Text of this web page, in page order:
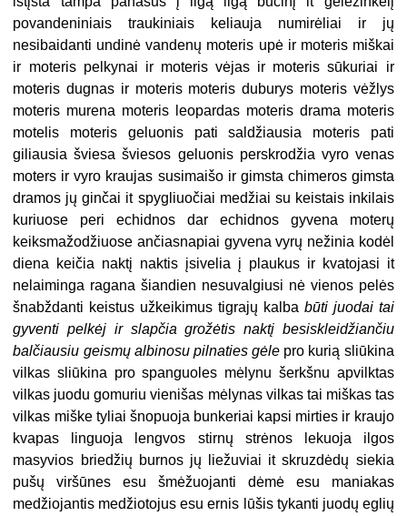
povandeniniais traukiniais keliauja numirėliai ir jų
nesibaidanti undinė vandenų moteris upė ir moteris miškai
ir moteris pelkynai ir moteris vėjas ir moteris sūkuriai ir
moteris dugnas ir moteris moteris duburys moteris vėžlys
moteris murena moteris leopardas moteris drama moteris
motelis moteris geluonis pati saldžiausia moteris pati
giliausia šviesa šviesos geluonis perskrodžia vyro venas
moters ir vyro kraujas susimaišo ir gimsta chimeros gimsta
dramos jų ginčai it spygliuočiai medžiai su keistais inkilais
kuriuose peri echidnos dar echidnos gyvena moterų
keiksmažodžiuose ančiasnapiai gyvena vyrų nežinia kodėl
diena keičia naktį naktis įsivelia į plaukus ir kvatojasi it
nelaiminga ragana šiandien nesuvalgiusi nė vienos pelės
šnabždanti keistus užkeikimus tigrajų kalba būti juodai tai
gyventi pelkėj ir slapčia grožėtis naktį besiskleidžiančiu
balčiausiu geismų albinosu pilnaties gėle pro kurią sliūkina
vilkas sliūkina pro spanguoles mėlynu šerkšnu apvilktas
vilkas juodu gomuriu vienišas mėlynas vilkas tai miškas tas
vilkas miške tyliai šnopuoja bunkeriai kapsi mirties ir kraujo
kvapas linguoja lengvos stirnų strėnos lekuoja ilgos
masyvios briedžių burnos jų liežuviai it skruzdėdų siekia
pušų viršūnes esu šmėžuojanti dėmė esu maniakas
medžiojantis medžiotojus esu ernis lūšis tykanti juodų eglių